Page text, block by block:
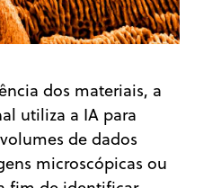
dos materiais, a
utiliza a IA para
de dados
microscópicas ou